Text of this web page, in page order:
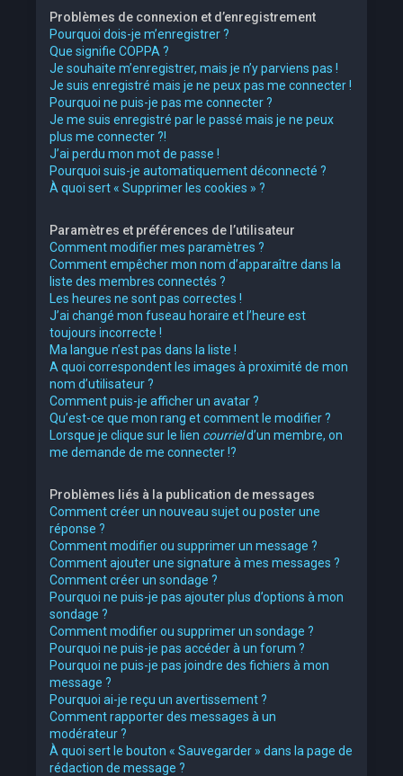
Problèmes de connexion et d’enregistrement
Pourquoi dois-je m’enregistrer ?
Que signifie COPPA ?
Je souhaite m’enregistrer, mais je n’y parviens pas !
Je suis enregistré mais je ne peux pas me connecter !
Pourquoi ne puis-je pas me connecter ?
Je me suis enregistré par le passé mais je ne peux
plus me connecter ?!
J’ai perdu mon mot de passe !
Pourquoi suis-je automatiquement déconnecté ?
À quoi sert « Supprimer les cookies » ?
Paramètres et préférences de l’utilisateur
Comment modifier mes paramètres ?
Comment empêcher mon nom d’apparaître dans la
liste des membres connectés ?
Les heures ne sont pas correctes !
J’ai changé mon fuseau horaire et l’heure est
toujours incorrecte !
Ma langue n’est pas dans la liste !
A quoi correspondent les images à proximité de mon
nom d’utilisateur ?
Comment puis-je afficher un avatar ?
Qu’est-ce que mon rang et comment le modifier ?
Lorsque je clique sur le lien courrield’un membre, on
me demande de me connecter !?
Problèmes liés à la publication de messages
Comment créer un nouveau sujet ou poster une
réponse ?
Comment modifier ou supprimer un message ?
Comment ajouter une signature à mes messages ?
Comment créer un sondage ?
Pourquoi ne puis-je pas ajouter plus d’options à mon
sondage ?
Comment modifier ou supprimer un sondage ?
Pourquoi ne puis-je pas accéder à un forum ?
Pourquoi ne puis-je pas joindre des fichiers à mon
message ?
Pourquoi ai-je reçu un avertissement ?
Comment rapporter des messages à un
modérateur ?
À quoi sert le bouton « Sauvegarder » dans la page de
rédaction de message ?